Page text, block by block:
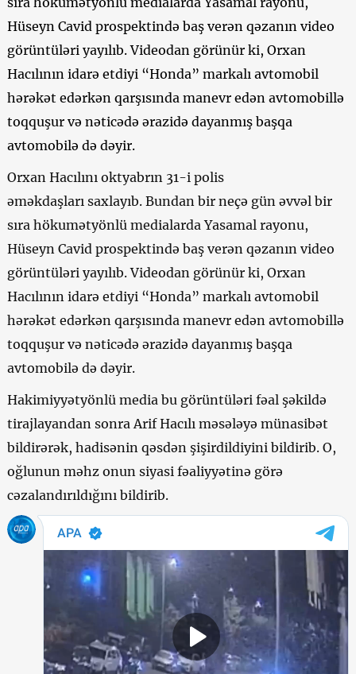
Hüseyn Cavid prospektində baş verən qəzanın video
görüntüləri yayılıb. Videodan görünür ki, Orxan
Hacılının idarə etdiyi “Honda” markalı avtomobil
hərəkət edərkən qarşısında manevr edən avtomobillə
toqquşur və nəticədə ərazidə dayanmış başqa
avtomobilə də dəyir.
Orxan Hacılını oktyabrın 31-i polis
əməkdaşları saxlayıb. Bundan bir neçə gün əvvəl bir
sıra hökumətyönlü medialarda Yasamal rayonu,
Hüseyn Cavid prospektində baş verən qəzanın video
görüntüləri yayılıb. Videodan görünür ki, Orxan
Hacılının idarə etdiyi “Honda” markalı avtomobil
hərəkət edərkən qarşısında manevr edən avtomobillə
toqquşur və nəticədə ərazidə dayanmış başqa
avtomobilə də dəyir.
Hakimiyyətyönlü media bu görüntüləri fəal şəkildə
tirajlayandan sonra Arif Hacılı məsələyə münasibət
bildirərək, hadisənin qəsdən şişirdildiyini bildirib. O,
oğlunun məhz onun siyasi fəaliyyətinə görə
cəzalandırıldığını bildirib.